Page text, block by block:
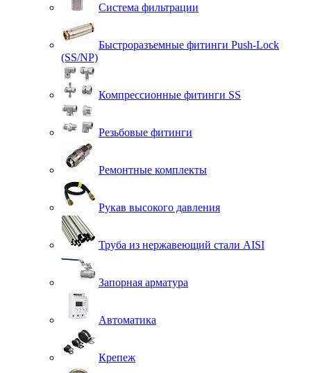
Система фильтрации
Быстроразъемные фитинги Push-Lock
(SS/NP)
Компрессионные фитинги SS
Резьбовые фитинги
Ремонтные комплекты
Рукав высокого давления
Труба из нержавеющий стали AISI
Запорная арматура
Автоматика
Крепеж